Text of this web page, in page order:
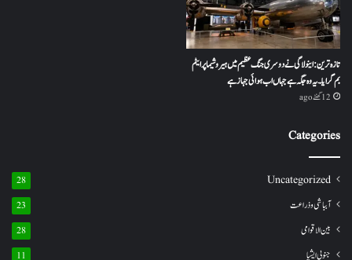
تازہ ترین: اینولا گی نے دوسری جنگ عظیم میں ہیروشیما پر ایٹم
بم گرایا ۔ یہ وہ جگہ ہے جہاں اب ہوائی جہاز ہے
12 گھنٹے ago
Categories
Uncategorized
28
آبباشی وذراعت 23
بین الاقوامی 28
جنوبی ایشیا 11